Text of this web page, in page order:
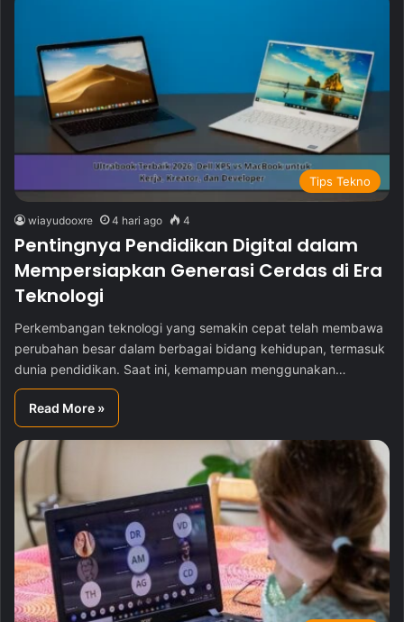
Tips Tekno
wiayudooxre 4 hari ago 4
Pentingnya Pendidikan Digital dalam
Mempersiapkan Generasi Cerdas di Era
Teknologi
Perkembangan teknologi yang semakin cepat telah membawa
perubahan besar dalam berbagai bidang kehidupan, termasuk
dunia pendidikan. Saat ini, kemampuan menggunakan…
Read More »